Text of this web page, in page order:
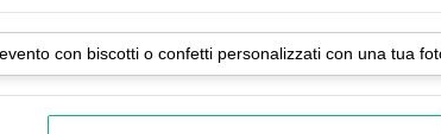
con biscotti o confetti personalizzati con una tua